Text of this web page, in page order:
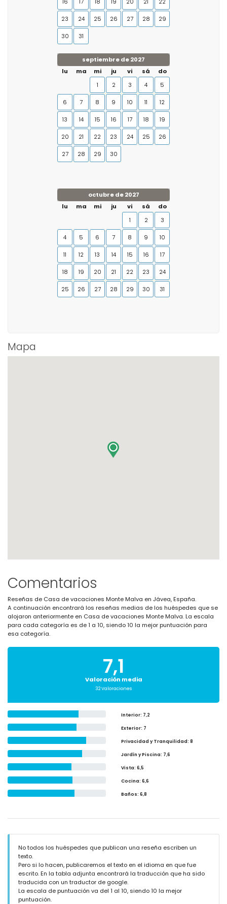
23 24 25 26 27 28 29
30 31
septiembre de 2027
lu
ma mi ju vi sá
do
1
2 3 4 5
6 7 8 9 10 11 12
13 14 15 16 17 18 19
20 21 22 23 24 25 26
27 28 29 30
octubre de 2027
lu
ma mi ju vi sá
do
1
2 3
4 5 6 7 8 9 10
11 12 13 14 15 16 17
18 19 20 21 22 23 24
25 26 27 28 29 30 31
Mapa
Comentarios
Reseñas de Casa de vacaciones Monte Malva en Jávea, España.
A continuación encontrará los reseñas medias de los huéspedes que se
alojaron anteriormente en Casa de vacaciones Monte Malva. La escala
para cada categoría es de 1 a 10, siendo 10 la mejor puntuación para
esa categoría.
7,1
Valoración media
32 Valoraciones
Interior: 7,2
Exterior: 7
Privacidad y Tranquilidad: 8
Jardín y Piscina: 7,6
Vista: 6,5
Cocina: 6,6
Baños: 6,8
No todos los huéspedes que publican una reseña escriben un
texto.
Pero si lo hacen, publicaremos el texto en el idioma en que fue
escrito. En la tabla adjunta encontrará la traducción que ha sido
traducida con un traductor de google.
La escala de puntuación va del 1 al 10, siendo 10 la mejor
puntuación.